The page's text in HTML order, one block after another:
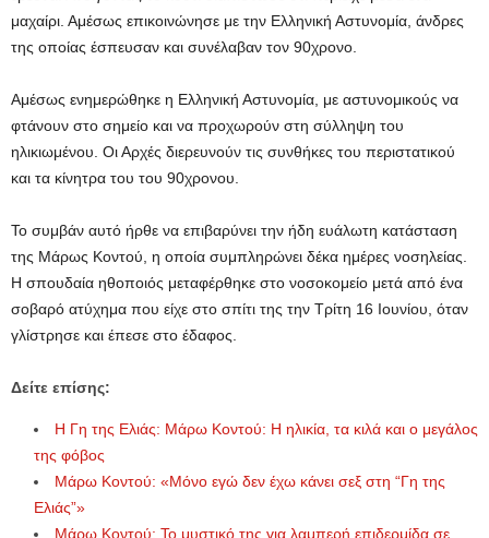
μαχαίρι. Αμέσως επικοινώνησε με την Ελληνική Αστυνομία, άνδρες
της οποίας έσπευσαν και συνέλαβαν τον 90χρονο.
Αμέσως ενημερώθηκε η Ελληνική Αστυνομία, με αστυνομικούς να
φτάνουν στο σημείο και να προχωρούν στη σύλληψη του
ηλικιωμένου. Οι Αρχές διερευνούν τις συνθήκες του περιστατικού
και τα κίνητρα του του 90χρονου.
Το συμβάν αυτό ήρθε να επιβαρύνει την ήδη ευάλωτη κατάσταση
της Μάρως Κοντού, η οποία συμπληρώνει δέκα ημέρες νοσηλείας.
Η σπουδαία ηθοποιός μεταφέρθηκε στο νοσοκομείο μετά από ένα
σοβαρό ατύχημα που είχε στο σπίτι της την Τρίτη 16 Ιουνίου, όταν
γλίστρησε και έπεσε στο έδαφος.
Δείτε επίσης:
Η Γη της Ελιάς: Μάρω Κοντού: Η ηλικία, τα κιλά και ο μεγάλος
της φόβος
Μάρω Κοντού: «Μόνο εγώ δεν έχω κάνει σεξ στη “Γη της
Ελιάς”»
Μάρω Κοντού: Το μυστικό της για λαμπερή επιδερμίδα σε